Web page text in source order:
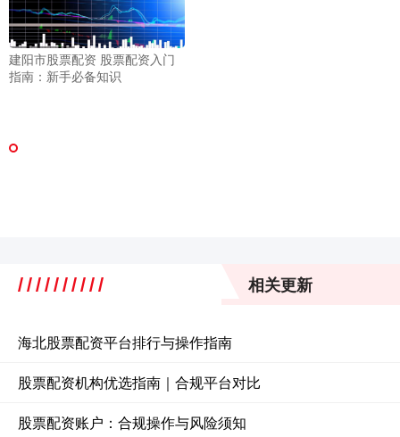
建阳市股票配资 股票配资入门
指南：新手必备知识
相关更新
海北股票配资平台排行与操作指南
股票配资机构优选指南｜合规平台对比
股票配资账户：合规操作与风险须知